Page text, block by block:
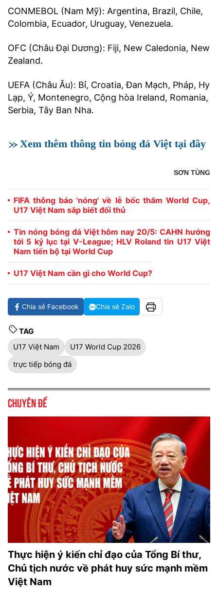
CONMEBOL (Nam Mỹ): Argentina, Brazil, Chile,
Colombia, Ecuador, Uruguay, Venezuela.
OFC (Châu Đại Dương): Fiji, New Caledonia, New
Zealand.
UEFA (Châu Âu): Bỉ, Croatia, Đan Mạch, Pháp, Hy
Lạp, Ý, Montenegro, Cộng hòa Ireland, Romania,
Serbia, Tây Ban Nha.
Xem thêm thông tin bóng đá Việt tại đây
SƠN TÙNG
FIFA thông báo 'nóng' về lễ bốc thăm World Cup,
U17 Việt Nam sắp biết đối thủ
Tin nóng bóng đá Việt hôm nay 20/5: CAHN hướng
tới 5 kỷ lục tại V-League; HLV Roland tin U17 Việt
Nam tiến bộ tại World Cup
U17 Việt Nam cần gì cho World Cup?
Chia sẻ Facebook Chia sẻ Zalo
TAG
U17 Việt Nam
U17 World Cup 2026
trực tiếp bóng đá
Chuyên đề
Thực hiện ý kiến chỉ đạo của Tổng Bí thư,
Chủ tịch nước về phát huy sức mạnh mềm
Việt Nam